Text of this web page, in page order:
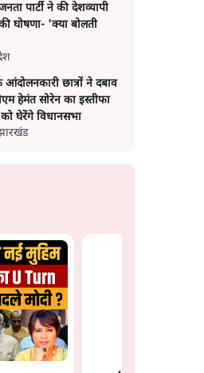
पार्टी ने की देशव्यापी
घोषणा- 'क्या बोलती
छात्रों ने दबाव
हेमंत सोरेन का इस्तीफा
घेरेंगे विधानसभा